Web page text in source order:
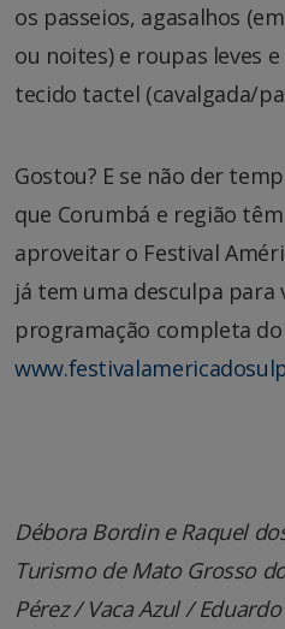
os passeios, agasalhos
ou noites) e roupas leves
tecido tactel (cavalgada/
Gostou? E se não der
que Corumbá e região
aproveitar o Festival
já tem uma desculpa para
programação completa do
Débora Bordin e Raquel
Turismo de Mato Grosso
Pérez / Vaca Azul /